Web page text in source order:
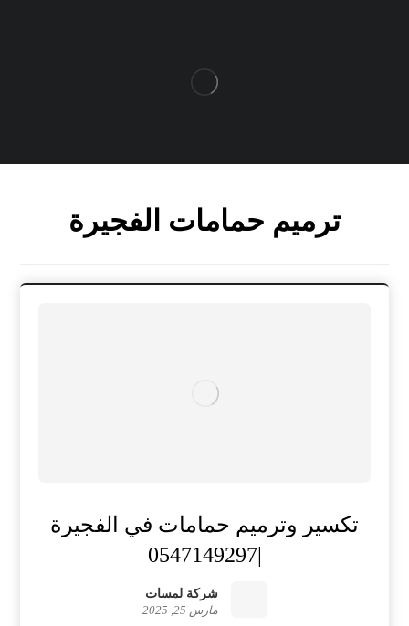
ترميم حمامات الفجيرة
تكسير وترميم حمامات في الفجيرة
|0547149297
شركة لمسات
مارس 25, 2025